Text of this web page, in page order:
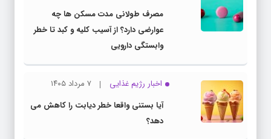
مصرف طولانی مدت مسکن ها چه
عوارضی دارد؟ از آسیب کلیه و کبد تا خطر
وابستگی دارویی
اخبار رژیم غذایی
۷ مرداد ۱۴۰۵
آیا بستنی واقعا خطر دیابت را کاهش می
دهد؟